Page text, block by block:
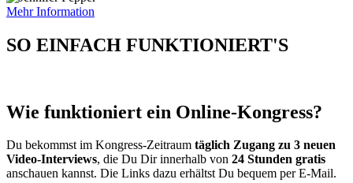
Mehr Information
SO EINFACH FUNKTIONIERT'S
Wie funktioniert ein Online-Kongress?
Du bekommst im Kongress-Zeitraum täglich Zugang zu 3 neuen
Video-Interviews, die Du Dir innerhalb von 24 Stunden gratis
anschauen kannst. Die Links dazu erhältst Du bequem per E-Mail.